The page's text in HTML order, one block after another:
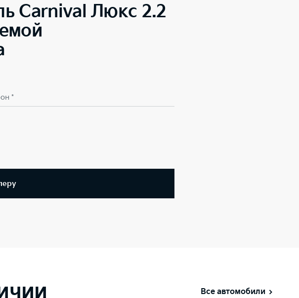
Carnival Люкс 2.2
*
Все автомобили